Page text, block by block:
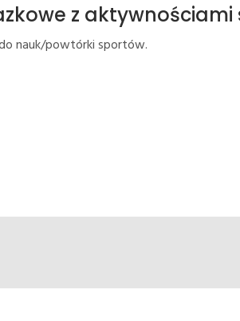
z
nauk/powtórki sportów.